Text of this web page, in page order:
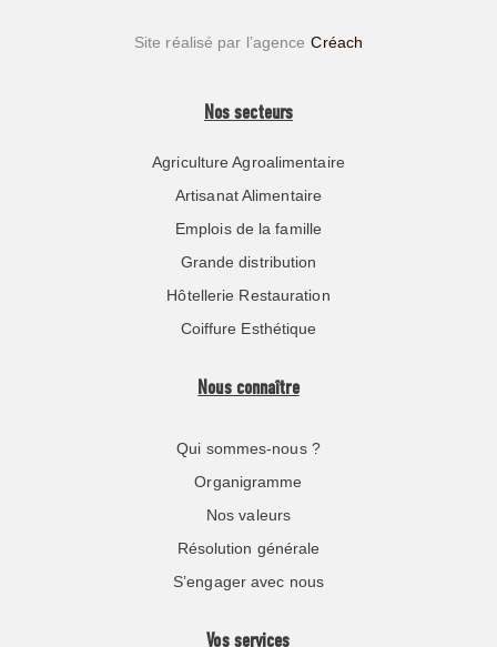
Site réalisé par l’agence Créach
Nos secteurs
Agriculture Agroalimentaire
Artisanat Alimentaire
Emplois de la famille
Grande distribution
Hôtellerie Restauration
Coiffure Esthétique
Nous connaître
Qui sommes-nous ?
Organigramme
Nos valeurs
Résolution générale
S’engager avec nous
Vos services